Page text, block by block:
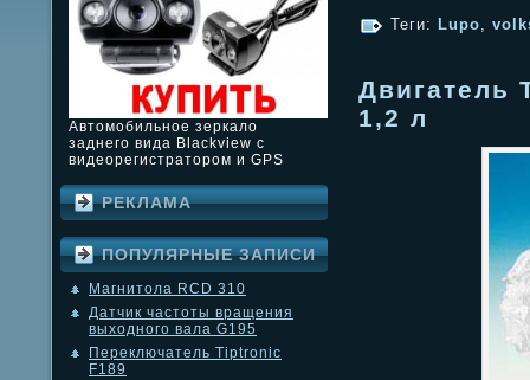
Автомобильное зеркало
заднего вида Blackview с
видеорегистратором и GPS
РЕКЛАМА
ПОПУЛЯРНЫЕ ЗАПИСИ
Магнитола RCD 310
Датчик частоты вращения
выходного вала G195
Переключатель Tiptronic
F189
Теги: Lupo,
Двигатель
1,2 л